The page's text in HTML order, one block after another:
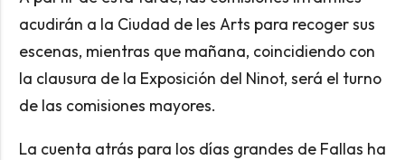
acudirán a la Ciudad de les Arts para recoger sus
escenas, mientras que mañana, coincidiendo con
la clausura de la Exposición del Ninot, será el turno
de las comisiones mayores.
La cuenta atrás para los días grandes de Fallas ha